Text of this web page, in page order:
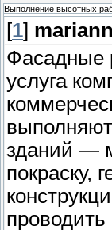
Выполнение высотных
[1]
Фасадные
услуга
зданий —
покраску,